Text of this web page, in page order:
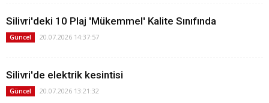
Silivri'deki 10 Plaj 'Mükemmel' Kalite Sınıfında
Güncel 20.07.2026 14:37:57
Silivri'de elektrik kesintisi
Güncel 20.07.2026 13:21:32